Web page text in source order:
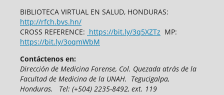
BIBLIOTECA VIRTUAL EN SALUD, HONDURAS:
http://rfch.bvs.hn/
CROSS REFERENCE: https://bit.ly/3q5XZTz MP:
https://bit.ly/3oqmWbM
Contáctenos en:
Dirección de Medicina Forense, Col. Quezada atrás de la
Facultad de Medicina de la UNAH. Tegucigalpa,
Honduras. Tel: (+504) 2235-8492, ext. 119